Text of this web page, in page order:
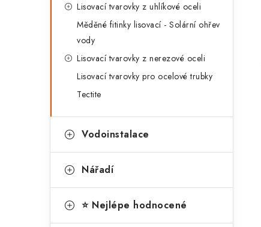
Lisovací tvarovky z uhlíkové oceli
Měděné fitinky lisovací - Solární ohřev
vody
Lisovací tvarovky z nerezové oceli
Lisovací tvarovky pro ocelové trubky
Tectite
Vodoinstalace
Nářadí
⭐ Nejlépe hodnocené